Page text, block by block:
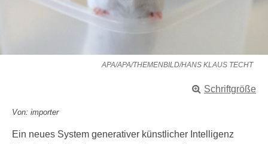
APA/APA/THEMENBILD/HANS KLAUS TECHT
Schriftgröße
Von: importer
Ein neues System generativer künstlicher Intelligenz